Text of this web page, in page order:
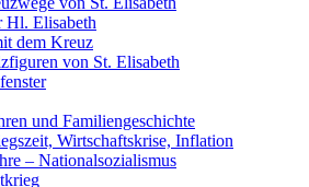
Hl. Elisabeth
dem Kreuz
von St. Elisabeth
und Familiengeschichte
Wirtschaftskrise, Inflation
– Nationalsozialismus